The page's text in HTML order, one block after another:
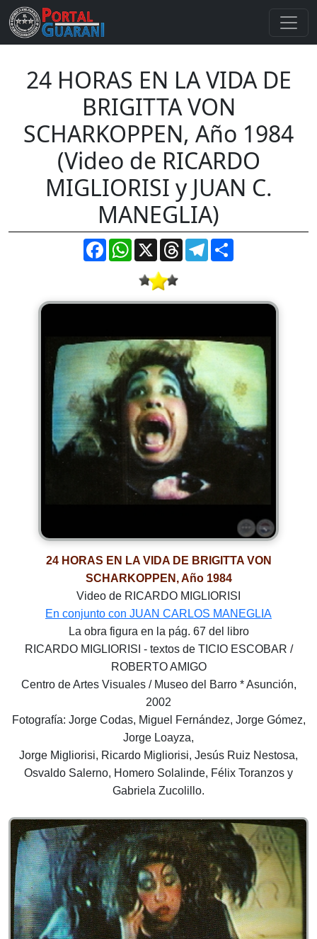
24 HORAS EN LA VIDA DE
BRIGITTA VON
SCHARKOPPEN, Año 1984
(Video de RICARDO
MIGLIORISI y JUAN C.
MANEGLIA)
FacebookWhatsApp
X ThreadsTelegram
24 HORAS EN LA VIDA DE BRIGITTA VON
SCHARKOPPEN, Año 1984
Video de RICARDO MIGLIORISI
En conjunto con JUAN CARLOS MANEGLIA
La obra figura en la pág. 67 del libro
RICARDO MIGLIORISI - textos de TICIO ESCOBAR /
ROBERTO AMIGO
Centro de Artes Visuales / Museo del Barro * Asunción,
2002
Fotografía: Jorge Codas, Miguel Fernández, Jorge Gómez,
Jorge Loayza,
Jorge Migliorisi, Ricardo Migliorisi, Jesús Ruiz Nestosa,
Osvaldo Salerno, Homero Solalinde, Félix Toranzos y
Gabriela Zucolillo.